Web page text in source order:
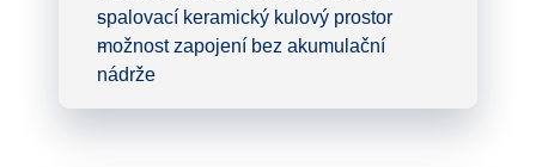
spalovací keramický kulový prostor
možnost zapojení bez akumulační
nádrže